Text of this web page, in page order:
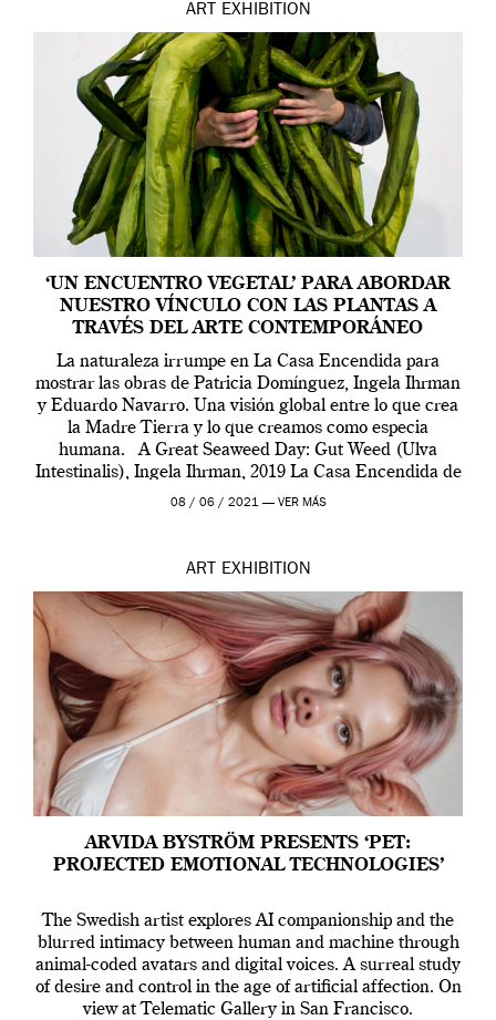
ART EXHIBITION
‘UN ENCUENTRO VEGETAL’ PARA ABORDAR
NUESTRO VÍNCULO CON LAS PLANTAS A
TRAVÉS DEL ARTE CONTEMPORÁNEO
La naturaleza irrumpe en La Casa Encendida para
mostrar las obras de Patricia Domínguez, Ingela Ihrman
y Eduardo Navarro. Una visión global entre lo que crea
la Madre Tierra y lo que creamos como especia
humana. A Great Seaweed Day: Gut Weed (Ulva
Intestinalis), Ingela Ihrman, 2019 La Casa Encendida de
Madrid y la Wellcome […]
08 / 06 / 2021 — VER MÁS
ART EXHIBITION
ARVIDA BYSTRÖM PRESENTS ‘PET:
PROJECTED EMOTIONAL TECHNOLOGIES’
The Swedish artist explores AI companionship and the
blurred intimacy between human and machine through
animal-coded avatars and digital voices. A surreal study
of desire and control in the age of artificial affection. On
view at Telematic Gallery in San Francisco.